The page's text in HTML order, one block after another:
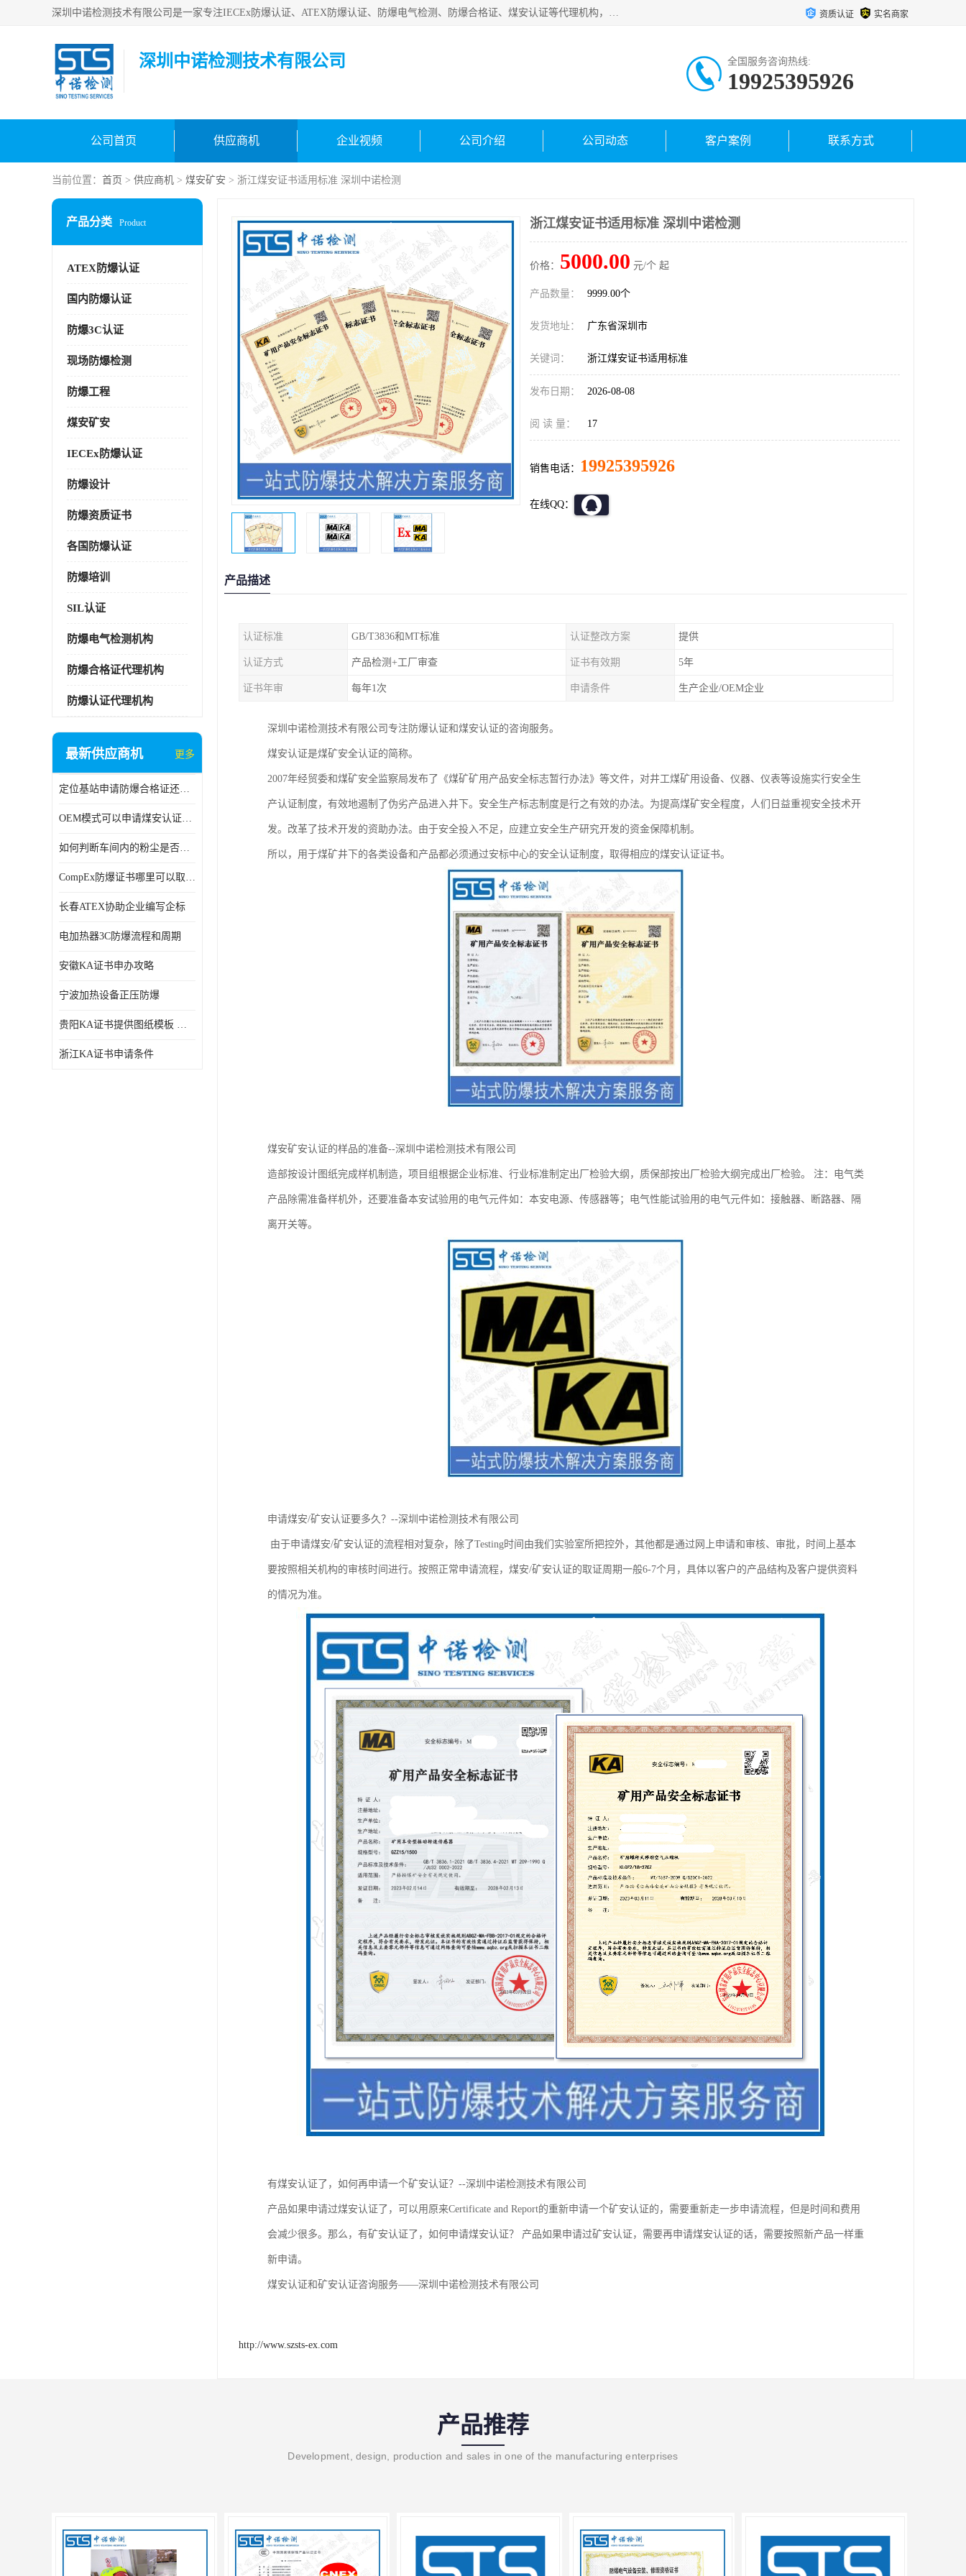
深圳中诺检测技术有限公司是一家专注IECEx防爆认证、ATEX防爆认证、防爆电气检测、防爆合格证、煤安认证等代理机构，可为客户提供从防爆设计、认证、现场检查、工程施工改造、培训等一站式服务。 资质认证 实名商家
深圳中诺检测技术有限公司 全国服务咨询热线:
19925395926
公司首页 供应商机 企业视频 公司介绍 公司动态 客户案例 联系方式
当前位置： 首页 > 供应商机 > 煤安矿安 > 浙江煤安证书适用标准 深圳中诺检测
产品分类 Product
ATEX防爆认证
国内防爆认证
防爆3C认证
现场防爆检测
防爆工程
煤安矿安
IECEx防爆认证
防爆设计
防爆资质证书
各国防爆认证
防爆培训
SIL认证
防爆电气检测机构
防爆合格证代理机构
防爆认证代理机构
最新供应商机 更多
定位基站申请防爆合格证还是防爆3C认证呢？
OEM模式可以申请煤安认证吗？
如何判断车间内的粉尘是否为爆炸性粉尘？
CompEx防爆证书哪里可以取得？
长春ATEX协助企业编写企标
电加热器3C防爆流程和周期
安徽KA证书申办攻略
宁波加热设备正压防爆
贵阳KA证书提供图纸模板 深圳中诺检测
浙江KA证书申请条件
浙江煤安证书适用标准 深圳中诺检测
价格： 5000.00 元/个 起
产品数量： 9999.00个
发货地址： 广东省深圳市
关键词： 浙江煤安证书适用标准
发布日期： 2026-08-08
阅 读 量： 17
销售电话： 19925395926
在线QQ：
产品描述
认证标准 GB/T3836和MT标准 认证整改方案 提供
认证方式 产品检测+工厂审查 证书有效期 5年
证书年审 每年1次 申请条件 生产企业/OEM企业
深圳中诺检测技术有限公司专注防爆认证和煤安认证的咨询服务。
煤安认证是煤矿安全认证的简称。
2007年经贸委和煤矿安全监察局发布了《煤矿矿用产品安全标志暂行办法》等文件，对井工煤矿用设备、仪器、仪表等设施实行安全生
产认证制度，有效地遏制了伪劣产品进入井下。安全生产标志制度是行之有效的办法。为提高煤矿安全程度，人们日益重视安全技术开
发。改革了技术开发的资助办法。由于安全投入不足，应建立安全生产研究开发的资金保障机制。
所以，用于煤矿井下的各类设备和产品都必须通过安标中心的安全认证制度，取得相应的煤安认证证书。
煤安矿安认证的样品的准备--深圳中诺检测技术有限公司
造部按设计图纸完成样机制造，项目组根据企业标准、行业标准制定出厂检验大纲，质保部按出厂检验大纲完成出厂检验。 注：电气类
产品除需准备样机外，还要准备本安试验用的电气元件如：本安电源、传感器等；电气性能试验用的电气元件如：接触器、断路器、隔
离开关等。
申请煤安/矿安认证要多久？--深圳中诺检测技术有限公司
由于申请煤安/矿安认证的流程相对复杂，除了Testing时间由我们实验室所把控外，其他都是通过网上申请和审核、审批，时间上基本
要按照相关机构的审核时间进行。按照正常申请流程，煤安/矿安认证的取证周期一般6-7个月，具体以客户的产品结构及客户提供资料
的情况为准。
有煤安认证了，如何再申请一个矿安认证？--深圳中诺检测技术有限公司
产品如果申请过煤安认证了，可以用原来Certificate and Report的重新申请一个矿安认证的，需要重新走一步申请流程，但是时间和费用
会减少很多。那么，有矿安认证了，如何申请煤安认证？ 产品如果申请过矿安认证，需要再申请煤安认证的话，需要按照新产品一样重
新申请。
煤安认证和矿安认证咨询服务——深圳中诺检测技术有限公司
http://www.szsts-ex.com
产品推荐
Development, design, production and sales in one of the manufacturing enterprises